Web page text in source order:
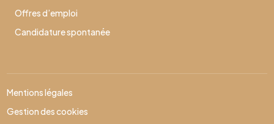
Offres d’emploi
Candidature spontanée
Mentions légales
Gestion des cookies